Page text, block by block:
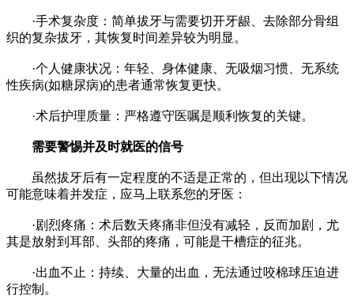
·手术复杂度：简单拔牙与需要切开牙龈、去除部分骨组
织的复杂拔牙，其恢复时间差异较为明显。
·个人健康状况：年轻、身体健康、无吸烟习惯、无系统
性疾病(如糖尿病)的患者通常恢复更快。
·术后护理质量：严格遵守医嘱是顺利恢复的关键。
需要警惕并及时就医的信号
虽然拔牙后有一定程度的不适是正常的，但出现以下情况
可能意味着并发症，应马上联系您的牙医：
·剧烈疼痛：术后数天疼痛非但没有减轻，反而加剧，尤
其是放射到耳部、头部的疼痛，可能是干槽症的征兆。
·出血不止：持续、大量的出血，无法通过咬棉球压迫进
行控制。